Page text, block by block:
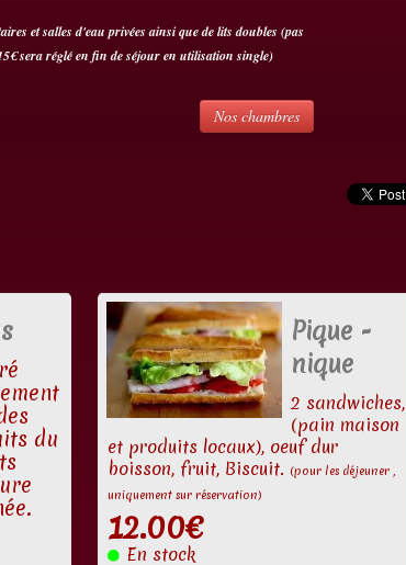
et salles d'eau privées ainsi que de lits doubles (pas
sera réglé en fin de séjour en utilisation single)
Nos chambres
du
Pique -
nique
2 sandwiches,
(pain maison
et produits locaux), oeuf dur
boisson, fruit, Biscuit. (pour les déjeuner ,
uniquement sur réservation)
12.00€
En stock